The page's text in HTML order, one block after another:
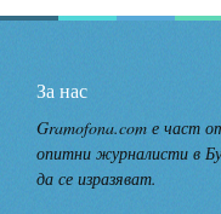
За нас
Gramofona.com е част
опитни журналисти в
да се изразяват.